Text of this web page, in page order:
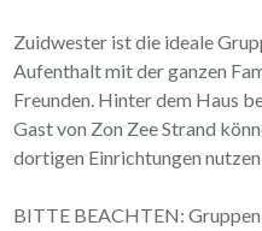
Zuidwester ist die ideale
Aufenthalt mit der ganzen
Freunden. Hinter dem Haus
Gast von Zon Zee Strand
dortigen Einrichtungen
BITTE BEACHTEN: